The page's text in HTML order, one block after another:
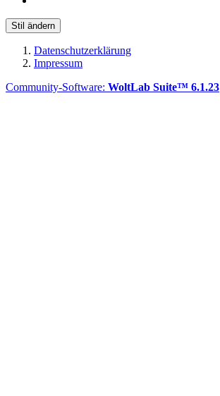
Stil ändern
Datenschutzerklärung
Impressum
Community-Software: WoltLab Suite™ 6.1.23